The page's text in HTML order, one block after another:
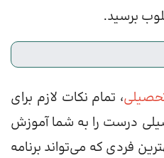
برسید.
، تمام نکات لازم برای
درست را به شما آموزش
فردی که می‌تواند برنامه